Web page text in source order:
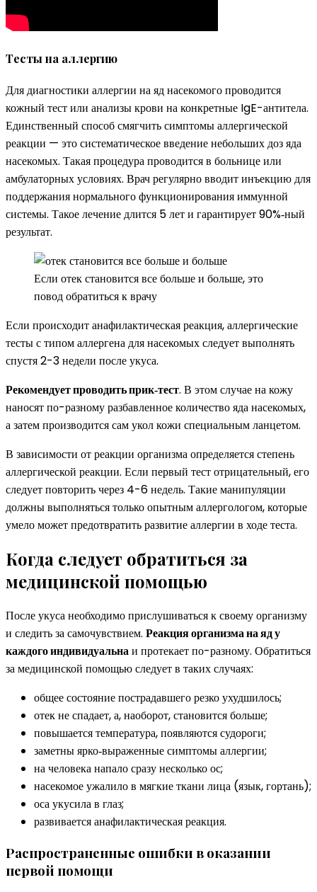
Тесты на аллергию
Для диагностики аллергии на яд насекомого проводится
кожный тест или анализы крови на конкретные IgE-антитела.
Единственный способ смягчить симптомы аллергической
реакции — это систематическое введение небольших доз яда
насекомых. Такая процедура проводится в больнице или
амбулаторных условиях. Врач регулярно вводит инъекцию для
поддержания нормального функционирования иммунной
системы. Такое лечение длится 5 лет и гарантирует 90%‑ный
результат.
Если отек становится все больше и больше, это
повод обратиться к врачу
Если происходит анафилактическая реакция, аллергические
тесты с типом аллергена для насекомых следует выполнять
спустя 2-3 недели после укуса.
Рекомендует проводить прик‑тест. В этом случае на кожу
наносят по-разному разбавленное количество яда насекомых,
а затем производится сам укол кожи специальным ланцетом.
В зависимости от реакции организма определяется степень
аллергической реакции. Если первый тест отрицательный, его
следует повторить через 4-6 недель. Такие манипуляции
должны выполняться только опытным аллергологом, которые
умело может предотвратить развитие аллергии в ходе теста.
Когда следует обратиться за
медицинской помощью
После укуса необходимо прислушиваться к своему организму
и следить за самочувствием. Реакция организма на яд у
каждого индивидуальнаи протекает по-разному. Обратиться
за медицинской помощью следует в таких случаях:
общее состояние пострадавшего резко ухудшилось;
отек не спадает, а, наоборот, становится больше;
повышается температура, появляются судороги;
заметны ярко‑выраженные симптомы аллергии;
на человека напало сразу несколько ос;
насекомое ужалило в мягкие ткани лица (язык, гортань);
оса укусила в глаз;
развивается анафилактическая реакция.
Распространенные ошибки в оказании
первой помощи